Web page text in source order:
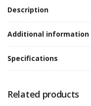
Description
Additional information
Specifications
Related products